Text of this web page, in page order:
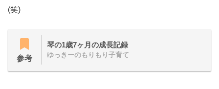
(笑)
参考
琴の1歳7ヶ月の成長記録
ゆっきーのもりもり子育て